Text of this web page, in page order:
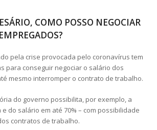
COMO POSSO NEGOCIAR
pela crise provocada pelo coronavírus tem
para conseguir negociar o salário dos
mesmo interromper o contrato de trabalho.
do governo possibilita, por exemplo, a
do salário em até 70% – com possibilidade
contratos de trabalho.